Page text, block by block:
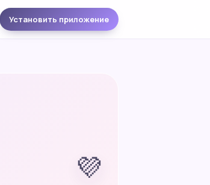
Установить приложение
💜